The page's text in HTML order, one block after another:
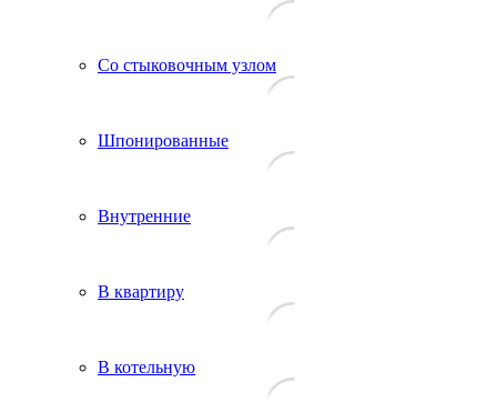
Со стыковочным узлом
Шпонированные
Внутренние
В квартиру
В котельную